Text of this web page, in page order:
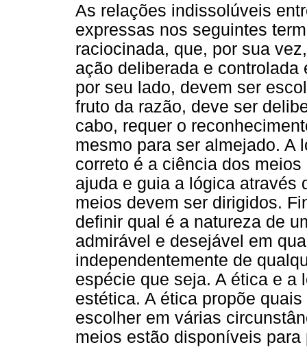
As relações indissolúveis
expressas nos seguintes
raciocinada, que, por sua
ação deliberada e
por seu lado, devem ser
fruto da razão, deve ser
cabo, requer o
mesmo para ser almejado. A
correto é a ciência dos
ajuda e guia a lógica através
meios devem ser dirigidos.
definir qual é a natureza de
admirável e desejável em
independentemente de
espécie que seja. A ética e a
estética. A ética propõe
escolher em várias
meios estão disponíveis